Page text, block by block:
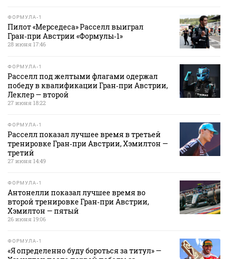
ФОРМУЛА-1
Пилот «Мерседеса» Расселл выиграл
Гран‑при Австрии «Формулы‑1»
28 июня 17:46
ФОРМУЛА-1
Расселл под желтыми флагами одержал
победу в квалификации Гран‑при Австрии,
Леклер — второй
27 июня 18:22
ФОРМУЛА-1
Расселл показал лучшее время в третьей
тренировке Гран‑при Австрии, Хэмилтон —
третий
27 июня 14:49
ФОРМУЛА-1
Антонелли показал лучшее время во
второй тренировке Гран‑при Австрии,
Хэмилтон — пятый
26 июня 19:06
ФОРМУЛА-1
«Я определенно буду бороться за титул» —